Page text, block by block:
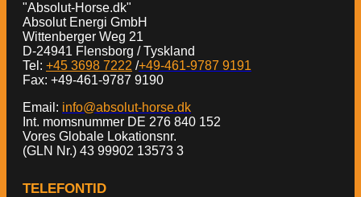
"Absolut-Horse.dk"
Absolut Energi GmbH
Wittenberger Weg 21
D-24941 Flensborg / Tyskland
Tel: +45 3698 7222 /+49-461-9787 9191
Fax: +49-461-9787 9190
Email: info@absolut-horse.dk
Int. momsnummer DE 276 840 152
Vores Globale Lokationsnr.
(GLN Nr.) 43 99902 13573 3
TELEFONTID